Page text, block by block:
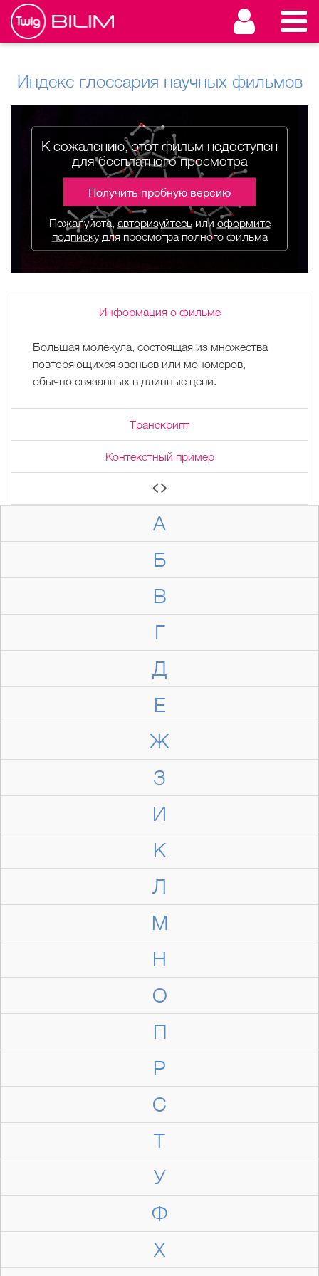
Индекс глоссария научных фильмов
А
Б
В
Г
Д
Е
Ж
З
И
К
Л
М
Н
О
П
Р
С
Т
У
Ф
Х
К сожалению, этот фильм недоступен
для бесплатного просмотра
Получить пробную версию
Пожалуйста, авторизуйтесьили оформите
подпискудля просмотра полного фильма
Информация о фильме
Большая молекула, состоящая из множества
повторяющихся звеньев или мономеров,
обычно связанных в длинные цепи.
Транскрипт
Контекстный пример